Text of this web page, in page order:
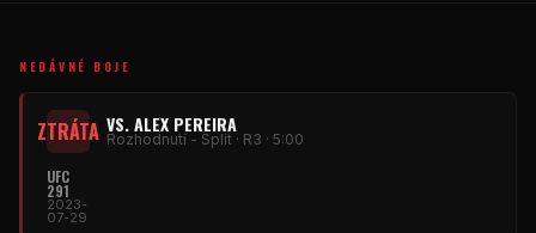
NEDÁVNÉ BOJE
ZTRÁTA VS. ALEX PEREIRA
Rozhodnutí - Split · R3 · 5:00
UFC
291
2023-
07-29